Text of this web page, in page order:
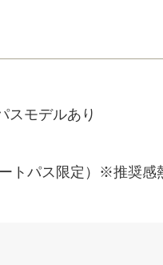
スモデルあり
トパス限定）※推奨感